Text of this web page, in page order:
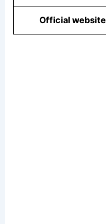
Official website